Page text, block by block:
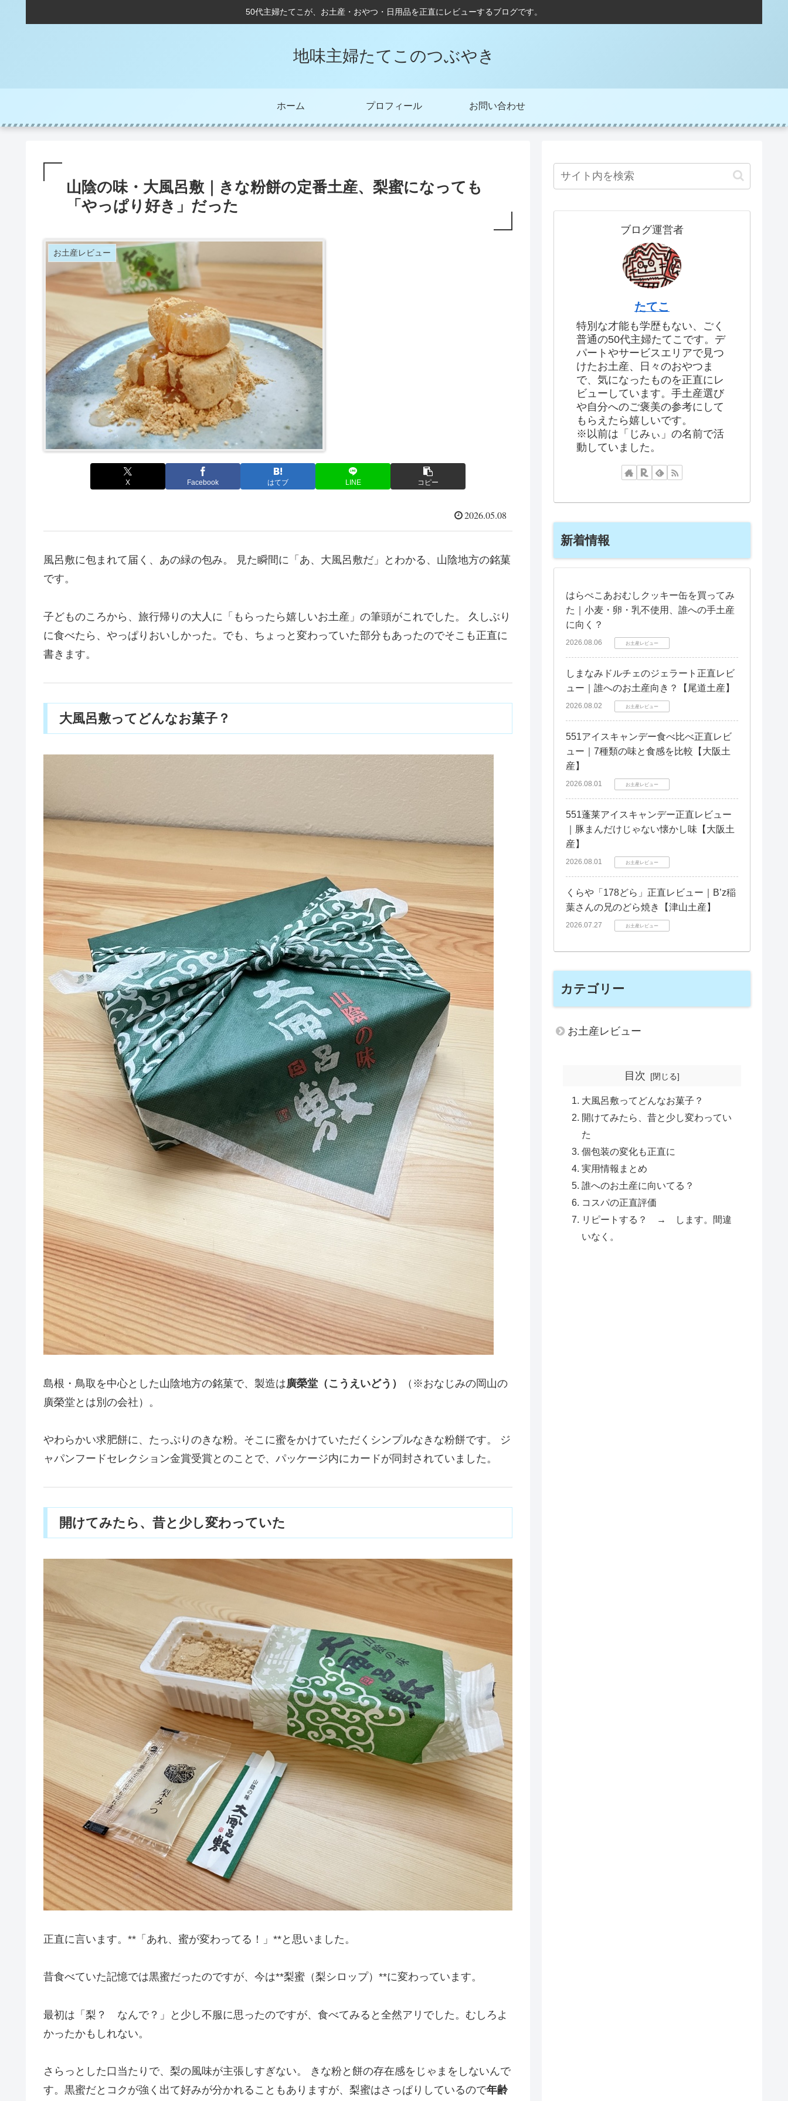
50代主婦たてこが、お土産・おやつ・日用品を正直にレビューするブログです。
地味主婦たてこのつぶやき
ホーム プロフィール お問い合わせ
山陰の味・大風呂敷｜きな粉餅の定番土産、梨蜜になっても
「やっぱり好き」だった
お土産レビュー
X Facebook はてブ LINE コピー
2026.05.08
風呂敷に包まれて届く、あの緑の包み。 見た瞬間に「あ、大風呂敷だ」とわかる、山陰地方の銘菓
です。
子どものころから、旅行帰りの大人に「もらったら嬉しいお土産」の筆頭がこれでした。 久しぶり
に食べたら、やっぱりおいしかった。でも、ちょっと変わっていた部分もあったのでそこも正直に
書きます。
大風呂敷ってどんなお菓子？
島根・鳥取を中心とした山陰地方の銘菓で、製造は廣榮堂（こうえいどう）
（※おなじみの岡山の
廣榮堂とは別の会社）。
やわらかい求肥餅に、たっぷりのきな粉。そこに蜜をかけていただくシンプルなきな粉餅です。 ジ
ャパンフードセレクション金賞受賞とのことで、パッケージ内にカードが同封されていました。
開けてみたら、昔と少し変わっていた
正直に言います。**「あれ、蜜が変わってる！」**と思いました。
昔食べていた記憶では黒蜜だったのですが、今は**梨蜜（梨シロップ）**に変わっています。
最初は「梨？ なんで？」と少し不服に思ったのですが、食べてみると全然アリでした。むしろよ
かったかもしれない。
さらっとした口当たりで、梨の風味が主張しすぎない。 きな粉と餅の存在感をじゃまをしないんで
す。黒蜜だとコクが強く出て好みが分かれることもありますが、梨蜜はさっぱりしているので年齢
ブログ運営者
たてこ
特別な才能も学歴もない、ごく
普通の50代主婦たてこです。デ
パートやサービスエリアで見つ
けたお土産、日々のおやつま
で、気になったものを正直にレ
ビューしています。手土産選び
や自分へのご褒美の参考にして
もらえたら嬉しいです。
※以前は「じみぃ」の名前で活
動していました。
新着情報
はらぺこあおむしクッキー缶を買ってみ
た｜小麦・卵・乳不使用、誰への手土産
に向く？
2026.08.06 お土産レビュー
しまなみドルチェのジェラート正直レビ
ュー｜誰へのお土産向き？【尾道土産】
2026.08.02 お土産レビュー
551アイスキャンデー食べ比べ正直レビ
ュー｜7種類の味と食感を比較【大阪土
産】
2026.08.01 お土産レビュー
551蓬莱アイスキャンデー正直レビュー
｜豚まんだけじゃない懐かし味【大阪土
産】
2026.08.01 お土産レビュー
くらや「178どら」正直レビュー｜B’z稲
葉さんの兄のどら焼き【津山土産】
2026.07.27 お土産レビュー
カテゴリー
お土産レビュー
目次
大風呂敷ってどんなお菓子？
開けてみたら、昔と少し変わってい
た
個包装の変化も正直に
実用情報まとめ
誰へのお土産に向いてる？
コスパの正直評価
リピートする？ → します。間違
いなく。